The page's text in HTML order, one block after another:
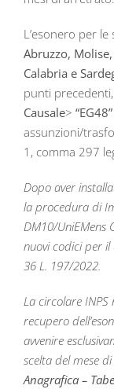
L’esonero per
Abruzzo,
Calabria e
punti
Causale> “EG48”
assunzioni/
1, comma 297
Dopo aver
la procedura di
DM10/UniEMens
nuovi codici per il
36 L. 197/2022.
La circolare
recupero
avvenire
scelta del mese
Anagrafica –